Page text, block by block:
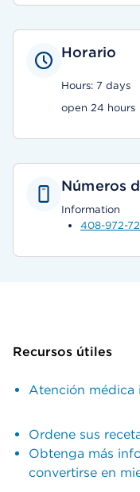
Horario
Hours: 7 days
open 24 hours
Números
Information
408-972-
Recursos útiles
Atención médica
Ordene sus
Obtenga más
convertirse en